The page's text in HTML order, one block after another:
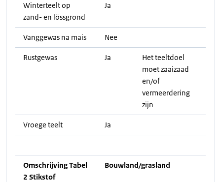
Winterteelt op
zand- en lössgrond
Ja
Vanggewas na mais Nee
Rustgewas Ja
Het teeltdoel
moet zaaizaad
en/of
vermeerdering
zijn
Vroege teelt Ja
Omschrijving Tabel
2 Stikstof
Bouwland/grasland